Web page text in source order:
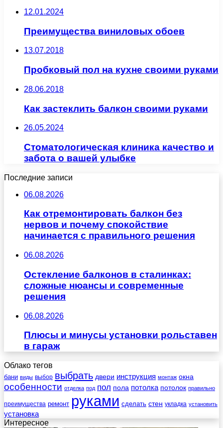
12.01.2024
Преимущества виниловых обоев
13.07.2018
Пробковый пол на кухне своими руками
28.06.2018
Как застеклить балкон своими руками
26.05.2024
Стоматологическая клиника качество и
забота о вашей улыбке
Последние записи
06.08.2026
Как отремонтировать балкон без
нервов и почему спокойствие
начинается с правильного решения
06.08.2026
Остекление балконов в сталинках:
сложные нюансы и современные
решения
06.08.2026
Плюсы и минусы установки рольставен
в гараж
Облако тегов
бани виды выбор выбрать двери инструкция монтаж окна
особенности отделка под пол пола потолка потолок правильно
преимущества ремонт руками сделать стен укладка установить
установка
Интересное